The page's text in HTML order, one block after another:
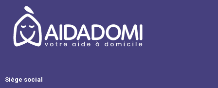
Siège social